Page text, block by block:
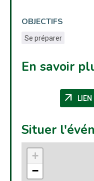
OBJECTIFS
Se préparer
En savoir
arrow_outward LIEN
Situer
+
−